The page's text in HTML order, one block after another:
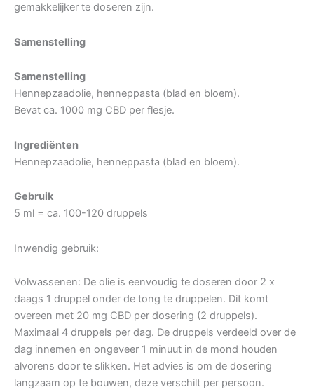
gemakkelijker te doseren zijn.
Samenstelling
Samenstelling
Hennepzaadolie, henneppasta (blad en bloem).
Bevat ca. 1000 mg CBD per flesje.
Ingrediënten
Hennepzaadolie, henneppasta (blad en bloem).
Gebruik
5 ml = ca. 100-120 druppels
Inwendig gebruik:
Volwassenen: De olie is eenvoudig te doseren door 2 x
daags 1 druppel onder de tong te druppelen. Dit komt
overeen met 20 mg CBD per dosering (2 druppels).
Maximaal 4 druppels per dag. De druppels verdeeld over de
dag innemen en ongeveer 1 minuut in de mond houden
alvorens door te slikken. Het advies is om de dosering
langzaam op te bouwen, deze verschilt per persoon.